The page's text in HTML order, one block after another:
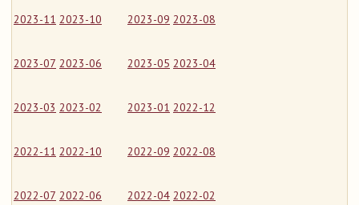
2023-11 2023-10 2023-09 2023-08
2023-07 2023-06 2023-05 2023-04
2023-03 2023-02 2023-01 2022-12
2022-11 2022-10 2022-09 2022-08
2022-07 2022-06 2022-04 2022-02